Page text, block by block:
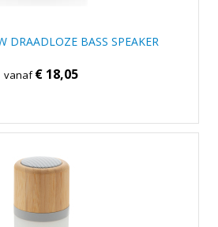
DRAADLOZE BASS SPEAKER
vanaf€ 18,05